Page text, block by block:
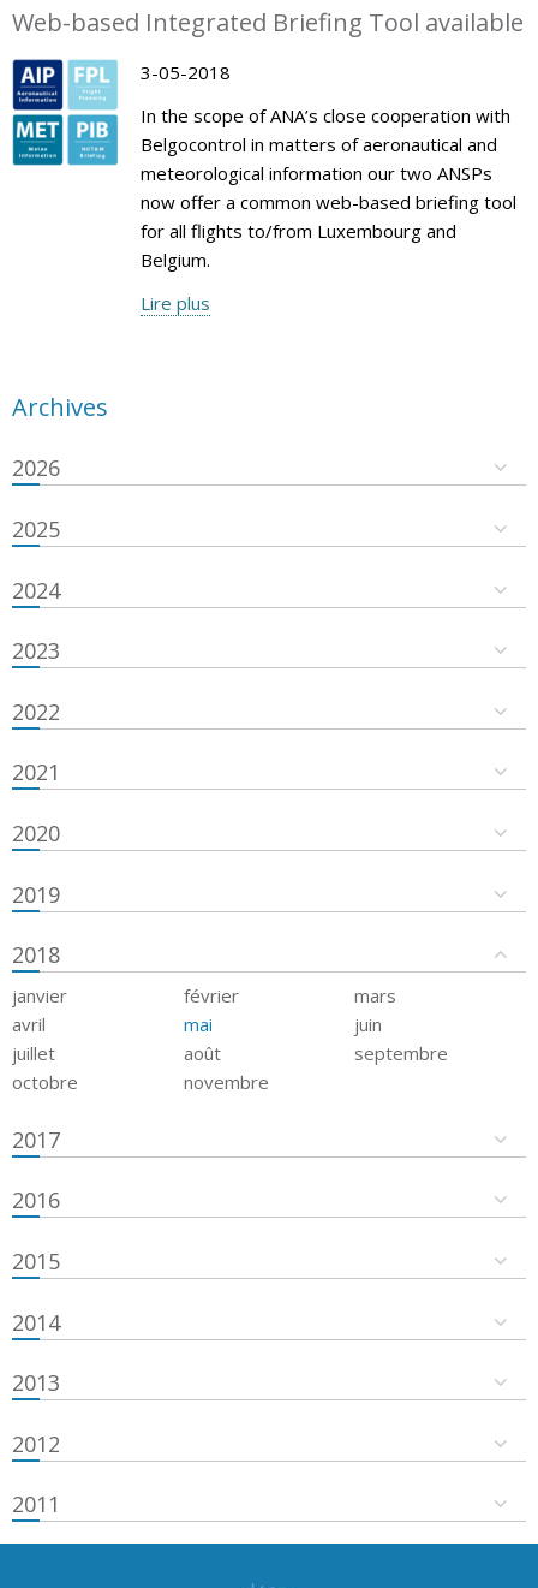
Web-based Integrated Briefing Tool available
3-05-2018
In the scope of ANA’s close cooperation with
Belgocontrol in matters of aeronautical and
meteorological information our two ANSPs
now offer a common web-based briefing tool
for all flights to/from Luxembourg and
Belgium.
Lire plus
Archives
2026
2025
2024
2023
2022
2021
2020
2019
2018
janvier février
mars
avril
mai
juin
juillet
août
septembre
octobre
novembre
2017
2016
2015
2014
2013
2012
2011